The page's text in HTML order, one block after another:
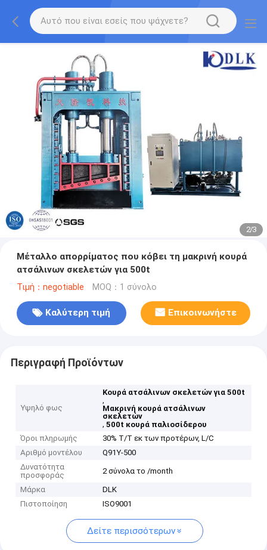
2/3
Μέταλλο απορρίματος που κόβει τη μακρινή κουρά
ατσάλινων σκελετών για 500t
Τιμή：negotiable MOQ：1 σύνολο
Καλύτερη τιμή Επικοινωνήστε
Περιγραφή Προϊόντων
Υψηλό φως
Κουρά ατσάλινων σκελετών για 500t
,
Μακρινή κουρά ατσάλινων
σκελετών
,500t κουρά παλιοσίδερου
Όροι πληρωμής
30% T/T εκ των προτέρων, L/C
Αριθμό μοντέλου
Q91Y-500
Δυνατότητα
προσφοράς
2 σύνολα το /month
Μάρκα
DLK
Πιστοποίηση
ISO9001
Δείτε περισσότερων